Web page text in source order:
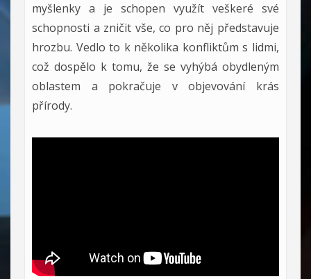
myšlenky a je schopen využít veškeré své
schopnosti a zničit vše, co pro něj představuje
hrozbu. Vedlo to k několika konfliktům s lidmi,
což dospělo k tomu, že se vyhýbá obydleným
oblastem a pokračuje v objevování krás
přírody.